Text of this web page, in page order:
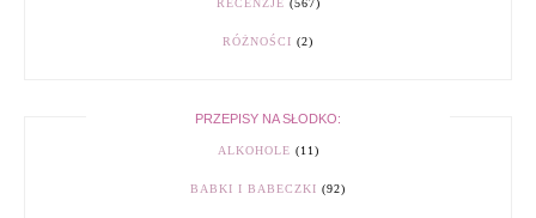
RÓŻNOŚCI (2)
PRZEPISY NA SŁODKO:
ALKOHOLE (11)
BABKI I BABECZKI (92)